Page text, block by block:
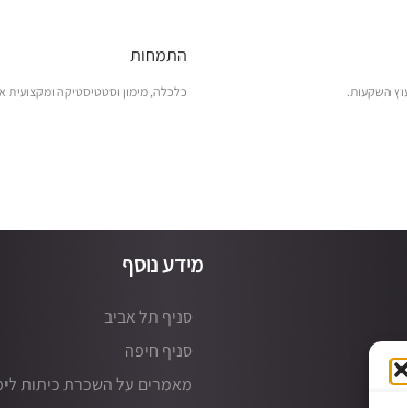
התמחות
כלכלה, מימון וסטטיסטיקה ומקצועית א.
מידע נוסף
סניף תל אביב
סניף חיפה
מאמרים על השכרת כיתות